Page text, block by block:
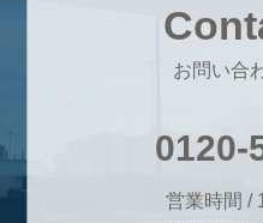
お問い合
0120-
営業時間 /